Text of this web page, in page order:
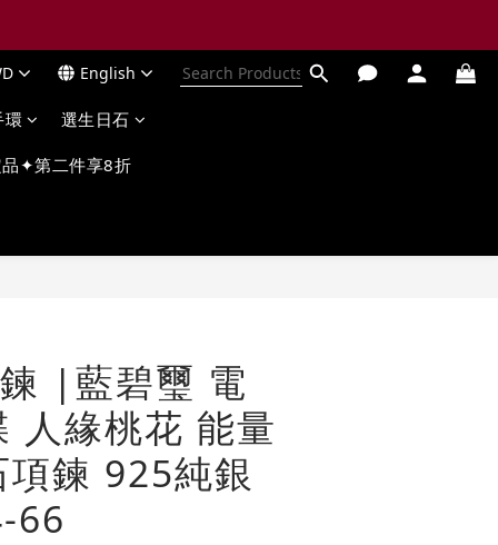
English
環 選生日石
✦第二件享8折
|藍碧璽 電
人緣桃花 能量
鍊 925純銀
66